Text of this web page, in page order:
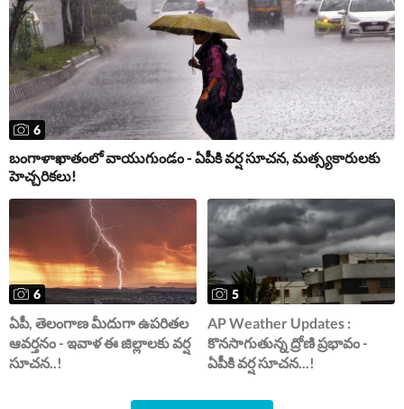
6
బంగాళాఖాతంలో వాయుగుండం - ఏపీకి వర్ష సూచన, మత్స్యకారులకు
హెచ్చరికలు!
6
ఏపీ, తెలంగాణ మీదుగా ఉపరితల
ఆవర్తనం - ఇవాళ ఈ జిల్లాలకు వర్ష
సూచన..!
5
AP Weather Updates :
కొనసాగుతున్న ద్రోణి ప్రభావం -
ఏపీకి వర్ష సూచన...!